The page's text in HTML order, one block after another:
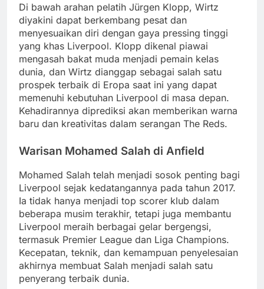
Di bawah arahan pelatih Jürgen Klopp, Wirtz
diyakini dapat berkembang pesat dan
menyesuaikan diri dengan gaya pressing tinggi
yang khas Liverpool. Klopp dikenal piawai
mengasah bakat muda menjadi pemain kelas
dunia, dan Wirtz dianggap sebagai salah satu
prospek terbaik di Eropa saat ini yang dapat
memenuhi kebutuhan Liverpool di masa depan.
Kehadirannya diprediksi akan memberikan warna
baru dan kreativitas dalam serangan The Reds.
Warisan Mohamed Salah di Anfield
Mohamed Salah telah menjadi sosok penting bagi
Liverpool sejak kedatangannya pada tahun 2017.
Ia tidak hanya menjadi top scorer klub dalam
beberapa musim terakhir, tetapi juga membantu
Liverpool meraih berbagai gelar bergengsi,
termasuk Premier League dan Liga Champions.
Kecepatan, teknik, dan kemampuan penyelesaian
akhirnya membuat Salah menjadi salah satu
penyerang terbaik dunia.